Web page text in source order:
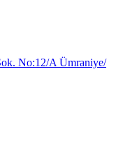
No:12/A Ümraniye/